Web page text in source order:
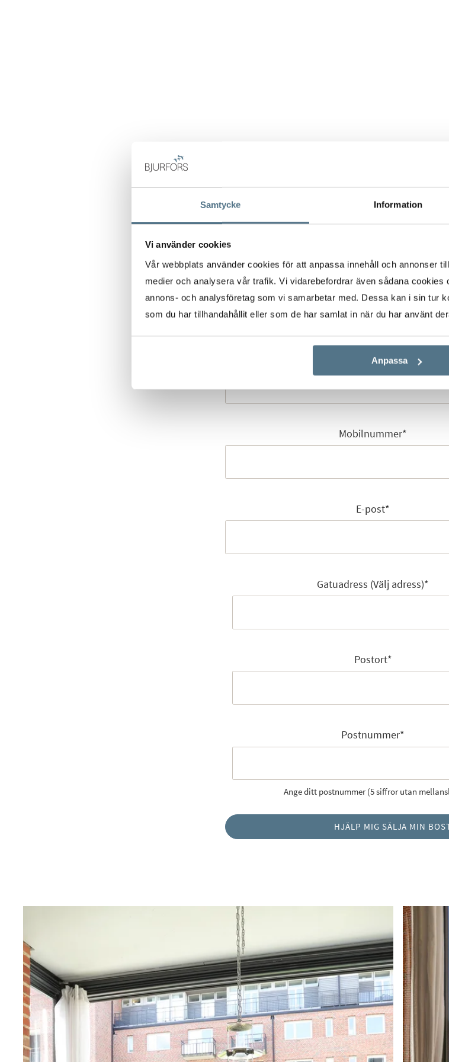
Samtycke Information
Vi använder cookies
Vår webbplats använder cookies för att anpassa innehåll och annonser
medier och analysera vår trafik. Vi vidarebefordrar även sådana
annons- och analysföretag som vi samarbetar med. Dessa kan i sin tur
som du har tillhandahållit eller som de har samlat in när du har använt
Anpassa
Förnamn*
Efternamn*
Mobilnummer*
E-post*
Gatuadress (Välj adress)*
Postort*
Postnummer*
Ange ditt postnummer (5 siffror utan